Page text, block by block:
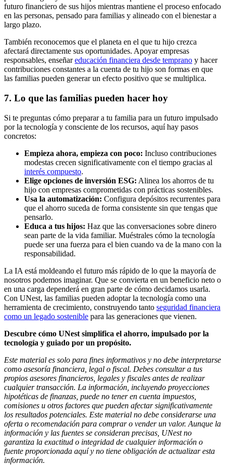
futuro financiero de sus hijos mientras mantiene el proceso enfocado
en las personas, pensado para familias y alineado con el bienestar a
largo plazo.
También reconocemos que el planeta en el que tu hijo crezca
afectará directamente sus oportunidades. Apoyar empresas
responsables, enseñareducación financiera desde temprano y hacer
contribuciones constantes a la cuenta de tu hijo son formas en que
las familias pueden generar un efecto positivo que se multiplica.
7. Lo que las familias pueden hacer hoy
Si te preguntas cómo preparar a tu familia para un futuro impulsado
por la tecnología y consciente de los recursos, aquí hay pasos
concretos:
Empieza ahora, empieza con poco: Incluso contribuciones
modestas crecen significativamente con el tiempo gracias al
interés compuesto.
Elige opciones de inversión ESG: Alinea los ahorros de tu
hijo con empresas comprometidas con prácticas sostenibles.
Usa la automatización: Configura depósitos recurrentes para
que el ahorro suceda de forma consistente sin que tengas que
pensarlo.
Educa a tus hijos: Haz que las conversaciones sobre dinero
sean parte de la vida familiar. Muéstrales cómo la tecnología
puede ser una fuerza para el bien cuando va de la mano con la
responsabilidad.
La IA está moldeando el futuro más rápido de lo que la mayoría de
nosotros podemos imaginar. Que se convierta en un beneficio neto o
en una carga dependerá en gran parte de cómo decidamos usarla.
Con UNest, las familias pueden adoptar la tecnología como una
herramienta de crecimiento, construyendo tanto seguridad financiera
como un legado sostenible para las generaciones que vienen.
Descubre cómo UNest simplifica el ahorro, impulsado por la
tecnología y guiado por un propósito.
Este material es solo para fines informativos y no debe interpretarse
como asesoría financiera, legal o fiscal. Debes consultar a tus
propios asesores financieros, legales y fiscales antes de realizar
cualquier transacción. La información, incluyendo proyecciones
hipotéticas de finanzas, puede no tener en cuenta impuestos,
comisiones u otros factores que pueden afectar significativamente
los resultados potenciales. Este material no debe considerarse una
oferta o recomendación para comprar o vender un valor. Aunque la
información y las fuentes se consideran precisas, UNest no
garantiza la exactitud o integridad de cualquier información o
fuente proporcionada aquí y no tiene obligación de actualizar esta
información.